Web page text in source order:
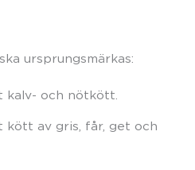
ursprungsmärkas:
kalv- och nötkött.
kött av gris, får, get och